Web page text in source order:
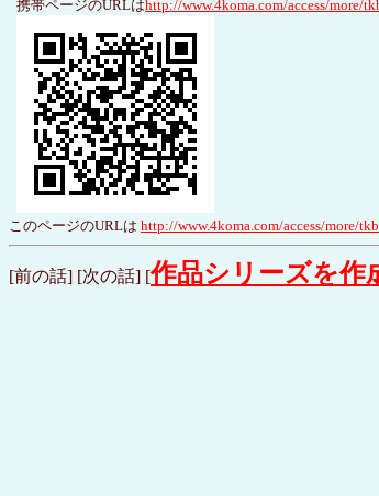
携帯ページのURLはhttp://www.4koma.com/access/more/
このページのURLは http://www.4koma.com/access/more/
[前の話] [次の話] [作品シリーズを作